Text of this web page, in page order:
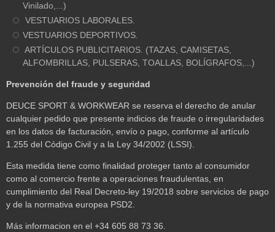
Vinilado,...)
VESTUARIOS LABORALES.
VESTUARIOS DEPORTIVOS.
ARTÍCULOS PUBLICITARIOS. (TAZAS, CAMISETAS,
ALFOMBRILLAS, PULSERAS, TOALLAS, BOLÍGRAFOS,...)
Prevención del fraude y seguridad
DEUCE SPORT & WORKWEAR se reserva el derecho de anular
cualquier pedido que presente indicios de fraude o irregularidades
en los datos de facturación, envío o pago, conforme al artículo
1.255 del Código Civil y a la Ley 34/2002 (LSSI).
Esta medida tiene como finalidad proteger tanto al consumidor
como al comercio frente a operaciones fraudulentas, en
cumplimiento del Real Decreto-ley 19/2018 sobre servicios de pago
y de la normativa europea PSD2.
Más informacion en el +34 605 88 73 36.